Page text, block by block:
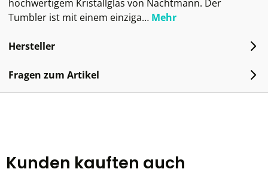
hochwertigem Kristallglas von Nachtmann. Der
Tumbler ist mit einem einziga… Mehr
Hersteller
Fragen zum Artikel
Kunden kauften auch